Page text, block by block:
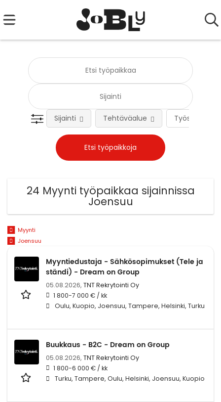
Työsuhteen
Sijainti Tehtäväalue
24 Myynti työpaikkaa sijainnissa
Joensuu
Myynti
Joensuu
Myyntiedustaja - Sähkösopimukset (Tele ja
ständi) - Dream on Group
05.08.2026, TNT Rekrytointi Oy
1 800-7 000 € / kk
Oulu, Kuopio, Joensuu, Tampere, Helsinki, Turku
Buukkaus - B2C - Dream on Group
05.08.2026, TNT Rekrytointi Oy
1 800-6 000 € / kk
Turku, Tampere, Oulu, Helsinki, Joensuu, Kuopio